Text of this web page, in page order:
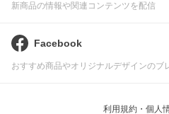
新商品の情報や関連コンテンツを配信
Facebook
おすすめ商品やオリジナルデザインのブ
利用規約・個人